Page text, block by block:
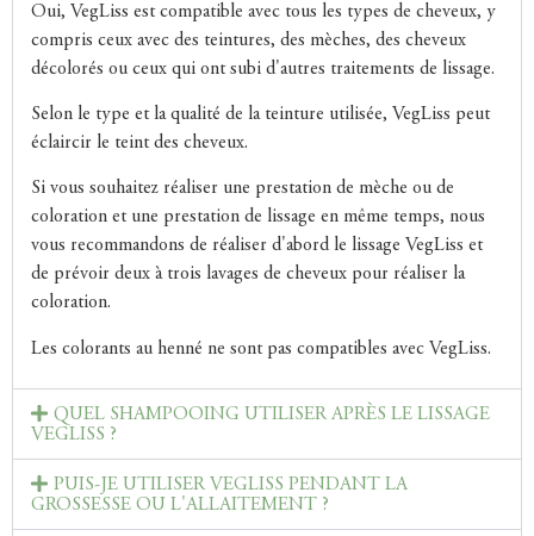
Oui, VegLiss est compatible avec tous les types de cheveux, y
compris ceux avec des teintures, des mèches, des cheveux
décolorés ou ceux qui ont subi d'autres traitements de lissage.
Selon le type et la qualité de la teinture utilisée, VegLiss peut
éclaircir le teint des cheveux.
Si vous souhaitez réaliser une prestation de mèche ou de
coloration et une prestation de lissage en même temps, nous
vous recommandons de réaliser d'abord le lissage VegLiss et
de prévoir deux à trois lavages de cheveux pour réaliser la
coloration.
Les colorants au henné ne sont pas compatibles avec VegLiss.
QUEL SHAMPOOING UTILISER APRÈS LE LISSAGE
VEGLISS ?
PUIS-JE UTILISER VEGLISS PENDANT LA
GROSSESSE OU L'ALLAITEMENT ?